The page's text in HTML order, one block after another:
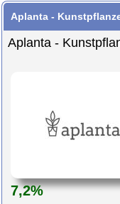
Aplanta -
Aplanta -
7,2%